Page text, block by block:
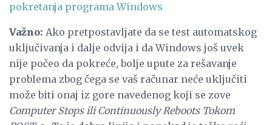
pokretanja programa Windows
Važno: Ako pretpostavljate da se test automatskog
uključivanja i dalje odvija i da Windows još uvek
nije počeo da pokreće, bolje upute za rešavanje
problema zbog čega se vaš računar neće uključiti
može biti onaj iz gore navedenog koji se zove
Computer Stops ili Continuously Reboots Tokom